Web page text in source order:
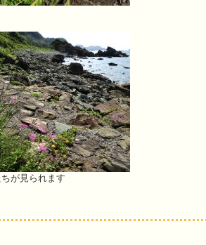
が見られます